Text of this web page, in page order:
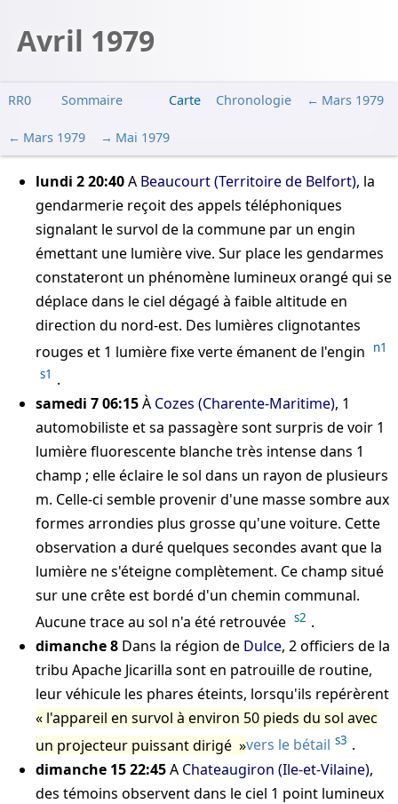
Avril 1979
RR0 Sommaire Carte Chronologie Mars 1979
Mars 1979 Mai 1979
lundi 2 20:40A Beaucourt (Territoire de Belfort), la
gendarmerie reçoit des appels téléphoniques
signalant le survol de la commune par un engin
émettant une lumière vive. Sur place les gendarmes
constateront un phénomène lumineux orangé qui se
déplace dans le ciel dégagé à faible altitude en
direction du nord-est. Des lumières clignotantes
rouges et 1 lumière fixe verte émanent de l'engin
n1
s1 .
samedi 7 06:15À Cozes (Charente-Maritime), 1
automobiliste et sa passagère sont surpris de voir 1
lumière fluorescente blanche très intense dans 1
champ ; elle éclaire le sol dans un rayon de plusieurs
m. Celle-ci semble provenir d'une masse sombre aux
formes arrondies plus grosse qu'une voiture. Cette
observation a duré quelques secondes avant que la
lumière ne s'éteigne complètement. Ce champ situé
sur une crête est bordé d'un chemin communal.
Aucune trace au sol n'a été retrouvée s2 .
dimanche 8 Dans la région de Dulce, 2 officiers de la
tribu Apache Jicarilla sont en patrouille de routine,
leur véhicule les phares éteints, lorsqu'ils repérèrent
l'appareil en survol à environ 50 pieds du sol avec
un projecteur puissant dirigé
vers le bétail s3 .
dimanche 15 22:45A Chateaugiron (Ile-et-Vilaine),
des témoins observent dans le ciel 1 point lumineux